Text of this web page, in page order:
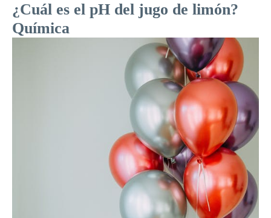
¿Cuál es el pH del jugo de limón?
Química